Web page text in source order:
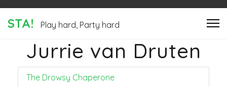
STA! Play hard, Party hard
Jurrie van Druten
The Drowsy Chaperone